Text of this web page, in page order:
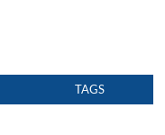
TAGS